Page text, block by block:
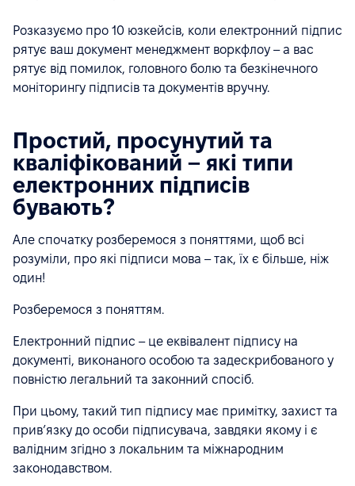
Розказуємо про 10 юзкейсів, коли електронний підпис
рятує ваш документ менеджмент воркфлоу – а вас
рятує від помилок, головного болю та безкінечного
моніторингу підписів та документів вручну.
Простий, просунутий та
кваліфікований – які типи
електронних підписів
бувають?
Але спочатку розберемося з поняттями, щоб всі
розуміли, про які підписи мова – так, їх є більше, ніж
один!
Розберемося з поняттям.
Електронний підпис – це еквівалент підпису на
документі, виконаного особою та задескрибованого у
повністю легальний та законний спосіб.
При цьому, такий тип підпису має примітку, захист та
привʼязку до особи підписувача, завдяки якому і є
валідним згідно з локальним та міжнародним
законодавством.